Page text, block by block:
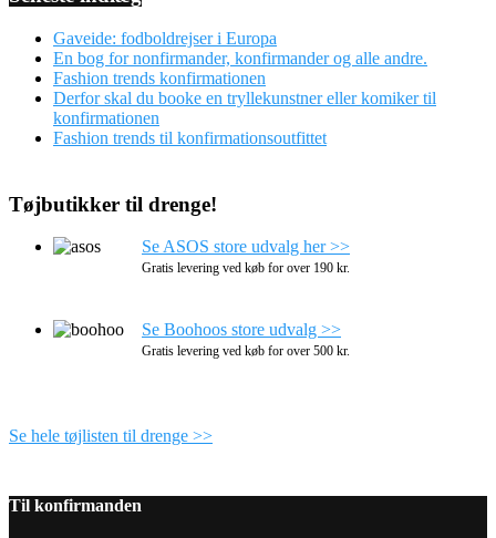
Gaveide: fodboldrejser i Europa
En bog for nonfirmander, konfirmander og alle andre.
Fashion trends konfirmationen
Derfor skal du booke en tryllekunstner eller komiker til
konfirmationen
Fashion trends til konfirmationsoutfittet
Tøjbutikker til drenge!
Se ASOS store udvalg her >>
Gratis levering ved køb for over 190 kr.
Se Boohoos store udvalg >>
Gratis levering ved køb for over 500 kr.
Se hele tøjlisten til drenge >>
Til konfirmanden